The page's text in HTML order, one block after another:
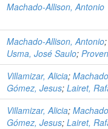
Machado-Allison, Antonio
Machado-Allison, Antonio;
Usma, José Saulo;
Villamizar, Alicia;
Gómez, Jesus; Lairet,
Villamizar, Alicia;
Gómez, Jesus; Lairet,